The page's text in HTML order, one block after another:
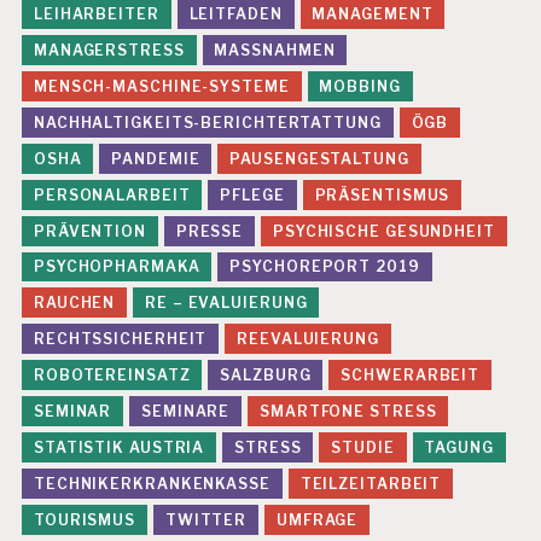
R
U
N
G
G
E
F
Ä
H
R
D
U
N
G
S
B
E
U
R
T
EI
L
U
LEIHARBEITER LEITFADEN
MANAGEMENT
MANAGERSTRESS
MASSNAHMEN
MENSCH-MASCHINE-SYSTEME
MOBBING
NACHHALTIGKEITS-BERICHTERTATTUNG
ÖGB
OSHA
PANDEMIE
PAUSENGESTALTUNG
PERSONALARBEIT
PFLEGE
PRÄSENTISMUS
PRÄVENTION
PRESSE
PSYCHISCHE GESUNDHEIT
PSYCHOPHARMAKA
PSYCHOREPORT 2019
RAUCHEN
RE – EVALUIERUNG
RECHTSSICHERHEIT
REEVALUIERUNG
ROBOTEREINSATZ
SALZBURG
SCHWERARBEIT
SEMINAR
SEMINARE
SMARTFONE STRESS
STATISTIK AUSTRIA
STRESS STUDIE
TAGUNG
TECHNIKERKRANKENKASSE
TEILZEITARBEIT
TOURISMUS
TWITTER
UMFRAGE